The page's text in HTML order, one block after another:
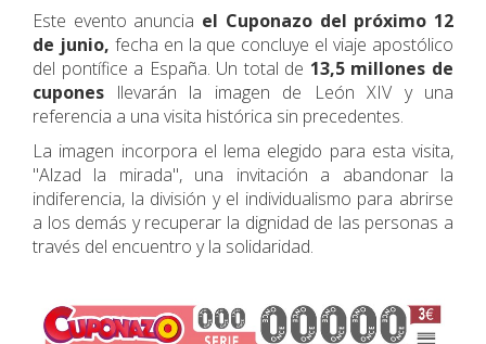
Este evento anuncia el Cuponazo del próximo 12
de junio, fecha en la que concluye el viaje apostólico
del pontífice a España. Un total de 13,5 millones de
cupones llevarán la imagen de León XIV y una
referencia a una visita histórica sin precedentes.
La imagen incorpora el lema elegido para esta visita,
"Alzad la mirada", una invitación a abandonar la
indiferencia, la división y el individualismo para abrirse
a los demás y recuperar la dignidad de las personas a
través del encuentro y la solidaridad.